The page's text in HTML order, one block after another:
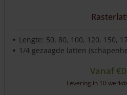
Lengte: 50, 80, 100, 120, 150,
1/4 gezaagde latten
Vanaf€
Levering in 10